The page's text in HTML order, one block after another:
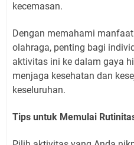
kecemasan.
Dengan memahami
olahraga, penting bagi
aktivitas ini ke dalam gaya
menjaga kesehatan dan
keseluruhan.
Tips untuk Memulai